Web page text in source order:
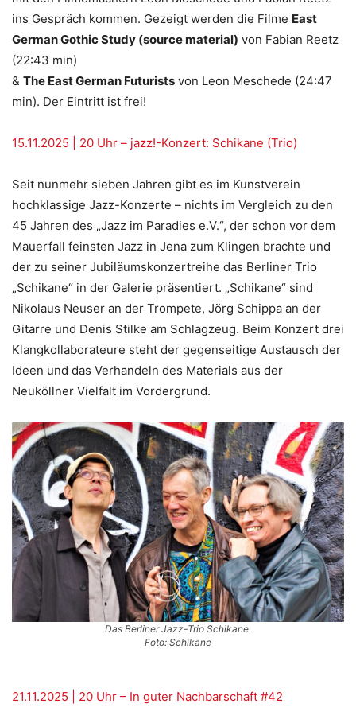
ins Gespräch kommen. Gezeigt werden die Filme East
German Gothic Study (source material) von Fabian Reetz
(22:43 min)
& The East German Futurists von Leon Meschede (24:47
min). Der Eintritt ist frei!
15.11.2025 | 20 Uhr – jazz!-Konzert: Schikane (Trio)
Seit nunmehr sieben Jahren gibt es im Kunstverein
hochklassige Jazz-Konzerte – nichts im Vergleich zu den
45 Jahren des „Jazz im Paradies e.V.“, der schon vor dem
Mauerfall feinsten Jazz in Jena zum Klingen brachte und
der zu seiner Jubiläumskonzertreihe das Berliner Trio
„Schikane“ in der Galerie präsentiert. „Schikane“ sind
Nikolaus Neuser an der Trompete, Jörg Schippa an der
Gitarre und Denis Stilke am Schlagzeug. Beim Konzert drei
Klangkollaborateure steht der gegenseitige Austausch der
Ideen und das Verhandeln des Materials aus der
Neuköllner Vielfalt im Vordergrund.
Das Berliner Jazz-Trio Schikane.
Foto: Schikane
21.11.2025 | 20 Uhr – In guter Nachbarschaft #42